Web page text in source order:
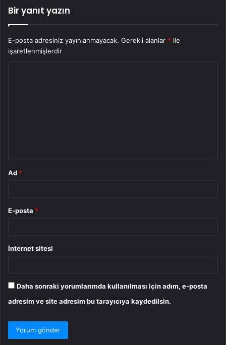
Bir yanıt yazın
E-posta adresiniz yayınlanmayacak. Gerekli alanlar * ile
işaretlenmişlerdir
Ad *
E-posta *
İnternet sitesi
Daha sonraki yorumlarımda kullanılması için adım, e-posta
adresim ve site adresim bu tarayıcıya kaydedilsin.